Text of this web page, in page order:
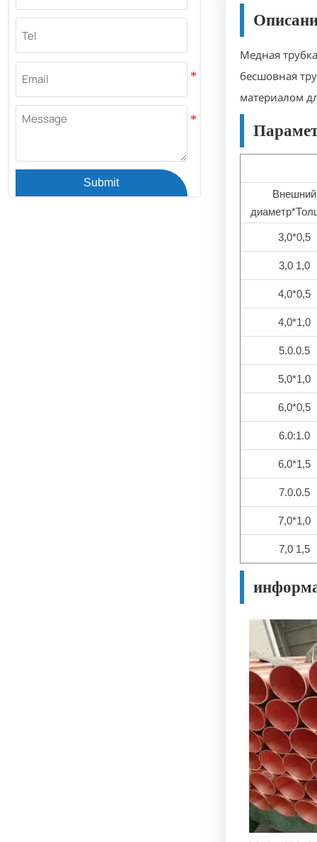
Submit
Медная
бесшовная
материалом
Внешний
3,0*0,5
3,0 1,0
4,0*0,5
4,0*1,0
5.0.0.5
5,0*1,0
6,0*0,5
6.0:1.0
6,0*1,5
7.0.0.5
7,0*1,0
7,0 1,5